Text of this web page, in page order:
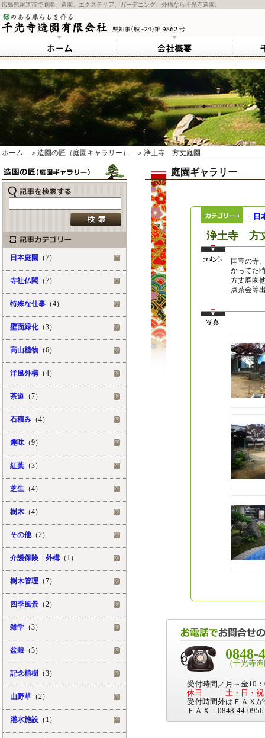
広島県尾道市で庭園、造園、エクステリア、ガーデニング、外構なら千光寺造園。
ホーム ＞ 造園の匠（庭園ギャラリー） ＞浄土寺 方丈庭園
庭園ギャラリー
[ 日
浄土寺 方
国宝の寺
かってた
方丈庭園
点茶会等
0848-
（千光寺
受付時間／月～金10
休日 土・日・祝
受付時間外はＦＡＸ
ＦＡＸ：0848-44-0956
日本庭園 （7）
寺社仏閣 （7）
特殊な仕事 （4）
壁面緑化（3）
高山植物 （6）
洋風外構（4）
茶道 （7）
石積み （4）
趣味 （9）
紅葉 （3）
芝生 （4）
樹木 （4）
その他（2）
介護保険 外構（1）
樹木管理 （7）
四季風景 （2）
雑学 （3）
盆栽 （3）
記念植樹 （3）
山野草 （2）
灌水施設 （1）